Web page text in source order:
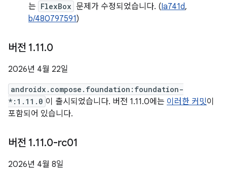
는 FlexBox 문제가 수정되었습니다. (Ia741d,
b/480797591)
버전 1.11.0
2026년 4월 22일
androidx.compose.foundation:foundation-
*:1.11.0 이 출시되었습니다. 버전 1.11.0에는 이러한 커밋이
포함되어 있습니다.
버전 1.11.0-rc01
2026년 4월 8일